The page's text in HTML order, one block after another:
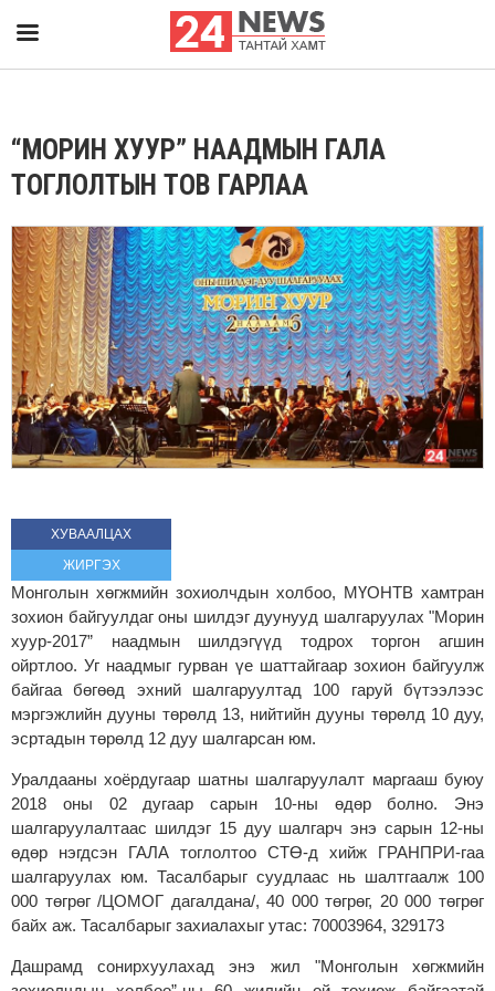
“МОРИН ХУУР” НААДМЫН ГАЛА
ТОГЛОЛТЫН ТОВ ГАРЛАА
ХУВААЛЦАХ
ЖИРГЭХ
Монголын хөгжмийн зохиолчдын холбоо, МҮОНТВ хамтран
зохион байгуулдаг оны шилдэг дуунууд шалгаруулах "Морин
хуур-2017” наадмын шилдэгүүд тодрох торгон агшин
ойртлоо. Уг наадмыг гурван үе шаттайгаар зохион байгуулж
байгаа бөгөөд эхний шалгаруултад 100 гаруй бүтээлээс
мэргэжлийн дууны төрөлд 13, нийтийн дууны төрөлд 10 дуу,
эсртадын төрөлд 12 дуу шалгарсан юм.
Уралдааны хоёрдугаар шатны шалгаруулалт маргааш буюу
2018 оны 02 дугаар сарын 10-ны өдөр болно. Энэ
шалгаруулалтаас шилдэг 15 дуу шалгарч энэ сарын 12-ны
өдөр нэгдсэн ГАЛА тоглолтоо СТӨ-д хийж ГРАНПРИ-гаа
шалгаруулах юм. Тасалбарыг суудлаас нь шалтгаалж 100
000 төгрөг /ЦОМОГ дагалдана/, 40 000 төгрөг, 20 000 төгрөг
байх аж. Тасалбарыг захиалахыг утас: 70003964, 329173
Дашрамд сонирхуулахад энэ жил "Монголын хөгжмийн